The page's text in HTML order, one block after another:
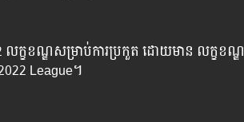
លក្ខខណ្ឌសម្រាប់ការប្រកួត ដោយមាន លក្ខខណ្ឌ
League។